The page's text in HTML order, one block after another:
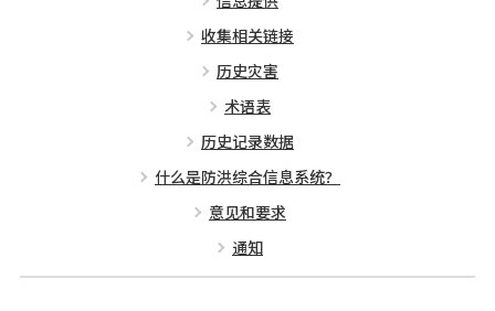
收集相关链接
历史灾害
术语表
历史记录数据
什么是防洪综合信息系统？
意见和要求
通知